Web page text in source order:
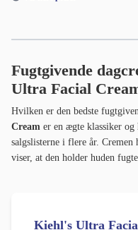
Fugtgivende
Ultra Facial
Hvilken er den bedste
Cream er en ægte klassiker
salgslisterne i flere år. Cremen
viser, at den holder huden
Kiehl's Ultra